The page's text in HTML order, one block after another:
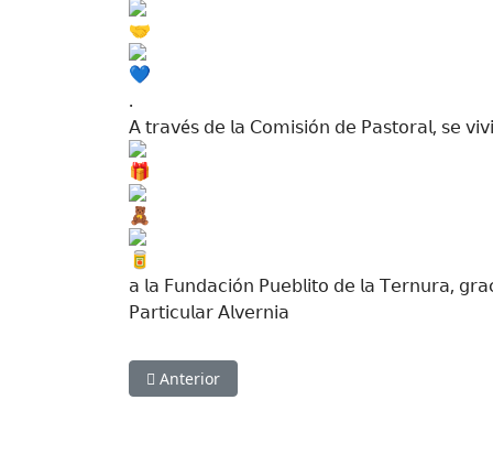
.
𝖠 𝗍𝗋𝖺𝗏é𝗌 𝖽𝖾 𝗅𝖺 𝖢𝗈𝗆𝗂𝗌𝗂ó𝗇 𝖽𝖾 𝖯𝖺𝗌𝗍𝗈𝗋𝖺𝗅, 𝗌𝖾
𝖺 𝗅𝖺 𝖥𝗎𝗇𝖽𝖺𝖼𝗂ó𝗇 𝖯𝗎𝖾𝖻𝗅𝗂𝗍𝗈 𝖽𝖾 𝗅𝖺 𝖳𝖾𝗋𝗇𝗎𝗋𝖺,
𝖯𝖺𝗋𝗍𝗂𝖼𝗎𝗅𝖺𝗋 𝖠𝗅𝗏𝖾𝗋𝗇𝗂𝖺
Artículo anterior: Felicitación y Reconocimiento
Anterior